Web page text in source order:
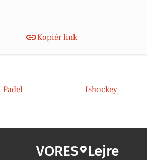
Kopiér link
Padel Ishockey
VORES Lejre